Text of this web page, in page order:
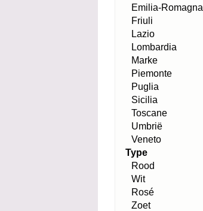
Emilia-Romagna
Friuli
Lazio
Lombardia
Marke
Piemonte
Puglia
Sicilia
Toscane
Umbrië
Veneto
Type
Rood
Wit
Rosé
Zoet